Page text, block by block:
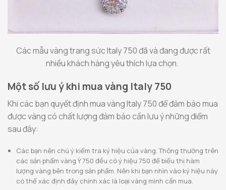
Các mẫu vàng trang sức Italy 750 đã và đang được rất
nhiều khách hàng yêu thích lựa chọn.
Một số lưu ý khi mua vàng Italy 750
Khi các bạn quyết định mua vàng Italy 750 để đảm bảo mua
được vàng có chất lượng đảm bảo cần lưu ý những điểm
sau đây:
Các bạn nên chú ý kiểm tra ký hiệu của vàng. Thông thường trên
các sản phẩm vàng Ý 750 đều có ý hiệu 750 để biểu thị hàm
lượng vàng bên trong sản phẩm. Nên khi bạn nhìn vào ký hiệu này
có thể xác định đây chính xác là loại vàng mình cần mua.